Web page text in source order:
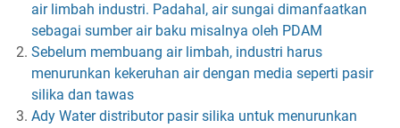
air limbah industri. Padahal, air sungai dimanfaatkan
sebagai sumber air baku misalnya oleh PDAM
Sebelum membuang air limbah, industri harus
menurunkan kekeruhan air dengan media seperti pasir
silika dan tawas
Ady Water distributor pasir silika untuk menurunkan